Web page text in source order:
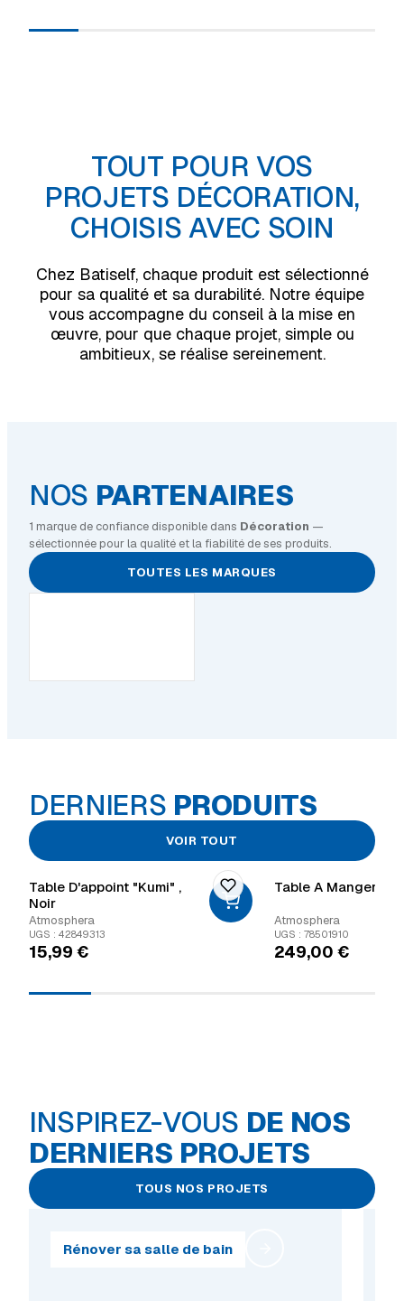
TOUT POUR VOS
PROJETS DÉCORATION,
CHOISIS AVEC SOIN
Chez Batiself, chaque produit est sélectionné
pour sa qualité et sa durabilité. Notre équipe
vous accompagne du conseil à la mise en
œuvre, pour que chaque projet, simple ou
ambitieux, se réalise sereinement.
NOS PARTENAIRES
1 marque de confiance disponible dans Décoration —
sélectionnée pour la qualité et la fiabilité de ses produits.
TOUTES LES MARQUES
DERNIERS PRODUITS
VOIR TOUT
Table D'appoint "Kumi" ,
Noir
Atmosphera
UGS : 42849313
15,99 €
Table A Manger
Atmosphera
UGS : 78501910
249,00 €
INSPIREZ-VOUS DE NOS
DERNIERS PROJETS
TOUS NOS PROJETS
Rénover sa salle de bain